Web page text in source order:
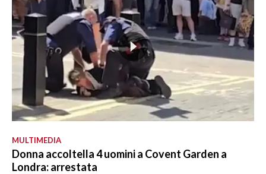
MULTIMEDIA
Donna accoltella 4 uomini a Covent Garden a
Londra: arrestata